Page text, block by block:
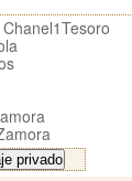
Chanel1Tesoro